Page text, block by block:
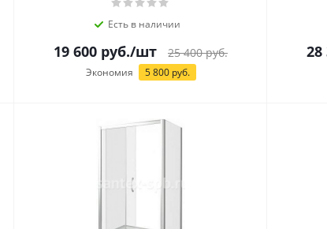
Есть в наличии
19 600 руб./шт 25 400руб.
Экономия 5 800руб.
28